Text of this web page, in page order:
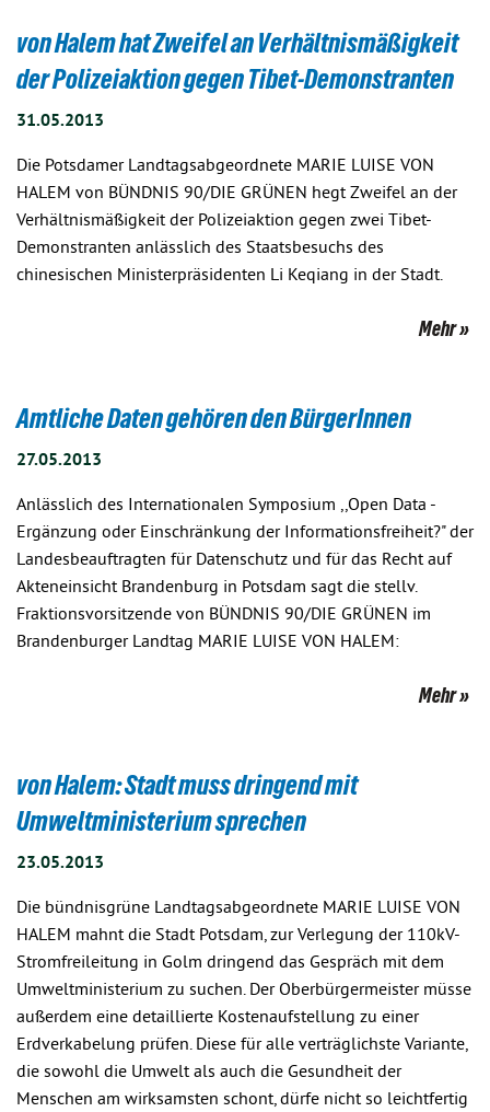
von Halem hat Zweifel an Verhältnismäßigkeit
der Polizeiaktion gegen Tibet-Demonstranten
31.05.2013
Die Potsdamer Landtagsabgeordnete MARIE LUISE VON
HALEM von BÜNDNIS 90/DIE GRÜNEN hegt Zweifel an der
Verhältnismäßigkeit der Polizeiaktion gegen zwei Tibet-
Demonstranten anlässlich des Staatsbesuchs des
chinesischen Ministerpräsidenten Li Keqiang in der Stadt.
Mehr
Amtliche Daten gehören den BürgerInnen
27.05.2013
Anlässlich des Internationalen Symposium ,,Open Data -
Ergänzung oder Einschränkung der Informationsfreiheit?" der
Landesbeauftragten für Datenschutz und für das Recht auf
Akteneinsicht Brandenburg in Potsdam sagt die stellv.
Fraktionsvorsitzende von BÜNDNIS 90/DIE GRÜNEN im
Brandenburger Landtag MARIE LUISE VON HALEM:
Mehr
von Halem: Stadt muss dringend mit
Umweltministerium sprechen
23.05.2013
Die bündnisgrüne Landtagsabgeordnete MARIE LUISE VON
HALEM mahnt die Stadt Potsdam, zur Verlegung der 110kV-
Stromfreileitung in Golm dringend das Gespräch mit dem
Umweltministerium zu suchen. Der Oberbürgermeister müsse
außerdem eine detaillierte Kostenaufstellung zu einer
Erdverkabelung prüfen. Diese für alle verträglichste Variante,
die sowohl die Umwelt als auch die Gesundheit der
Menschen am wirksamsten schont, dürfe nicht so leichtfertig